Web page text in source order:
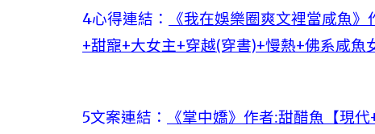
4心得連結：
《我在娛樂圈爽文裡當咸魚
+甜寵+大女主+穿越(穿書)+慢熱+佛系咸魚
5文案連結：
《掌中嬌》作者:甜醋魚【現